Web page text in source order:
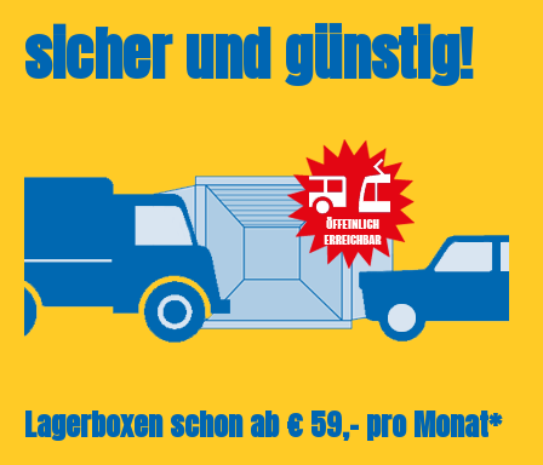
sicher und günstig!
Lagerboxen schon ab € 59,- pro Monat*